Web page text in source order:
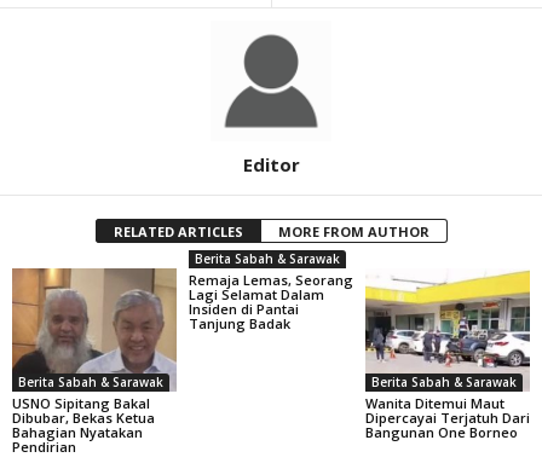
Editor
RELATED ARTICLES MORE FROM AUTHOR
Berita Sabah & Sarawak
USNO Sipitang Bakal
Dibubar, Bekas Ketua
Bahagian Nyatakan
Pendirian
Berita Sabah & Sarawak
Remaja Lemas, Seorang
Lagi Selamat Dalam
Insiden di Pantai
Tanjung Badak
Berita Sabah & Sarawak
Wanita Ditemui Maut
Dipercayai Terjatuh Dari
Bangunan One Borneo